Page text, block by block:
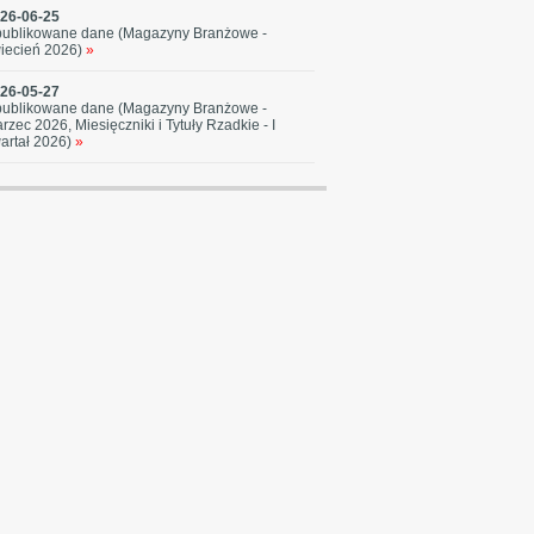
06-25
dane (Magazyny Branżowe -
2026) »
05-27
dane (Magazyny Branżowe -
2026, Miesięczniki i Tytuły Rzadkie - I
2026) »